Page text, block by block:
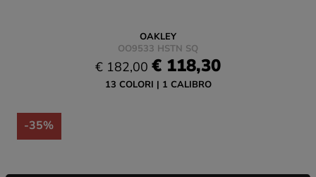
OAKLEY
OO9533 HSTN SQ
€ 182,00 € 118,30
13 COLORI 1 CALIBRO
-35%